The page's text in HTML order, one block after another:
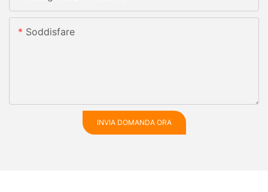
Soddisfare
INVIA DOMANDA ORA